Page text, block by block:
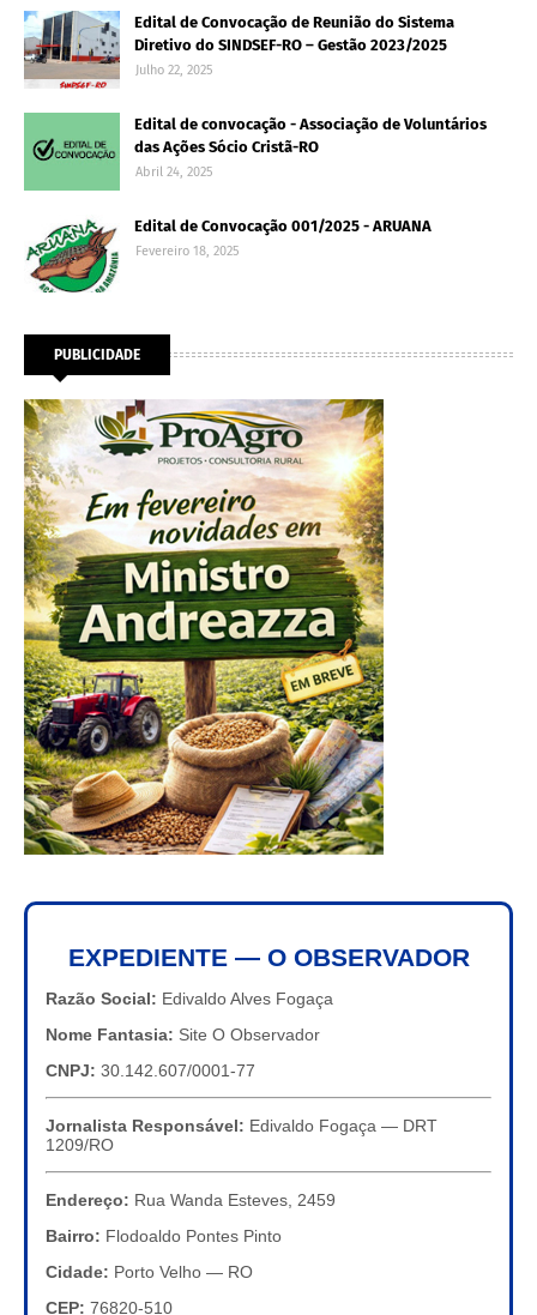
Edital de Convocação de Reunião do Sistema
Diretivo do SINDSEF-RO – Gestão 2023/2025
Julho 22, 2025
Edital de convocação - Associação de Voluntários
das Ações Sócio Cristã-RO
Abril 24, 2025
Edital de Convocação 001/2025 - ARUANA
Fevereiro 18, 2025
PUBLICIDADE
EXPEDIENTE — O OBSERVADOR
Razão Social: Edivaldo Alves Fogaça
Nome Fantasia: Site O Observador
CNPJ: 30.142.607/0001-77
Jornalista Responsável: Edivaldo Fogaça — DRT
1209/RO
Endereço: Rua Wanda Esteves, 2459
Bairro: Flodoaldo Pontes Pinto
Cidade: Porto Velho — RO
CEP: 76820-510